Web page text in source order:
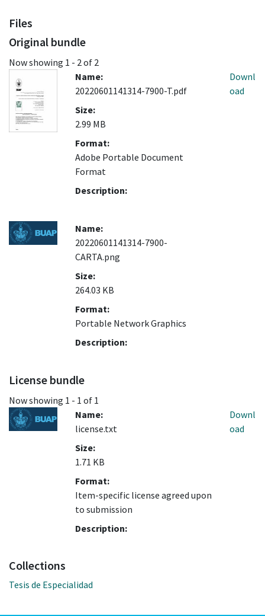
Files
Original bundle
Now showing 1 - 2 of 2
Name:
20220601141314-7900-T.pdf
Size:
2.99 MB
Format:
Adobe Portable Document
Format
Description:
Downl
oad
Name:
20220601141314-7900-
CARTA.png
Size:
264.03 KB
Format:
Portable Network Graphics
Description:
License bundle
Now showing 1 - 1 of 1
Name:
license.txt
Size:
1.71 KB
Format:
Item-specific license agreed upon
to submission
Description:
Downl
oad
Collections
Tesis de Especialidad